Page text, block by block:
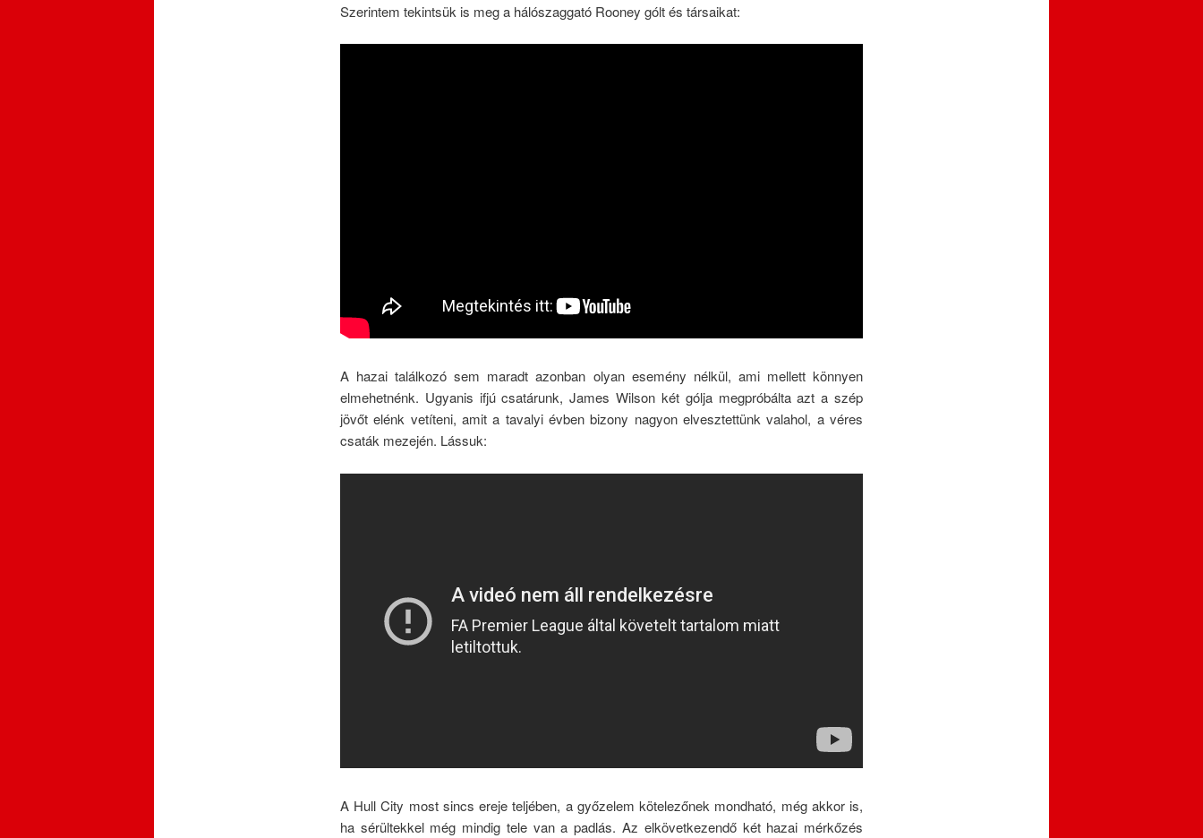
Szerintem tekintsük is meg a hálószaggató Rooney gólt és társaikat:
A hazai találkozó sem maradt azonban olyan esemény nélkül, ami mellett könnyen
elmehetnénk. Ugyanis ifjú csatárunk, James Wilson két gólja megpróbálta azt a szép
jövőt elénk vetíteni, amit a tavalyi évben bizony nagyon elvesztettünk valahol, a véres
csaták mezején. Lássuk:
A Hull City most sincs ereje teljében, a győzelem kötelezőnek mondható, még akkor is,
ha sérültekkel még mindig tele van a padlás. Az elkövetkezendő két hazai mérkőzés